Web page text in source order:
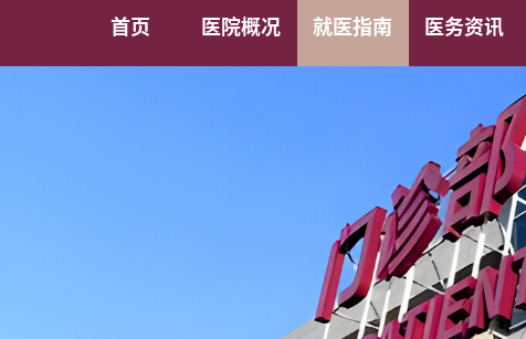
首页 医院概况 就医指南 医务资讯